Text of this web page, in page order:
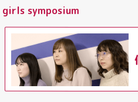
girls symposium